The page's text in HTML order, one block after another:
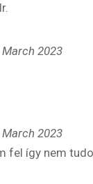
March 2023
March 2023
fel így nem